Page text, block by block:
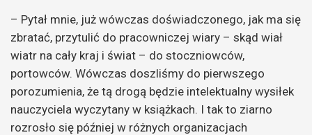
– Pytał mnie, już wówczas doświadczonego, jak ma się
zbratać, przytulić do pracowniczej wiary – skąd wiał
wiatr na cały kraj i świat – do stoczniowców,
portowców. Wówczas doszliśmy do pierwszego
porozumienia, że tą drogą będzie intelektualny wysiłek
nauczyciela wyczytany w książkach. I tak to ziarno
rozrosło się później w różnych organizacjach